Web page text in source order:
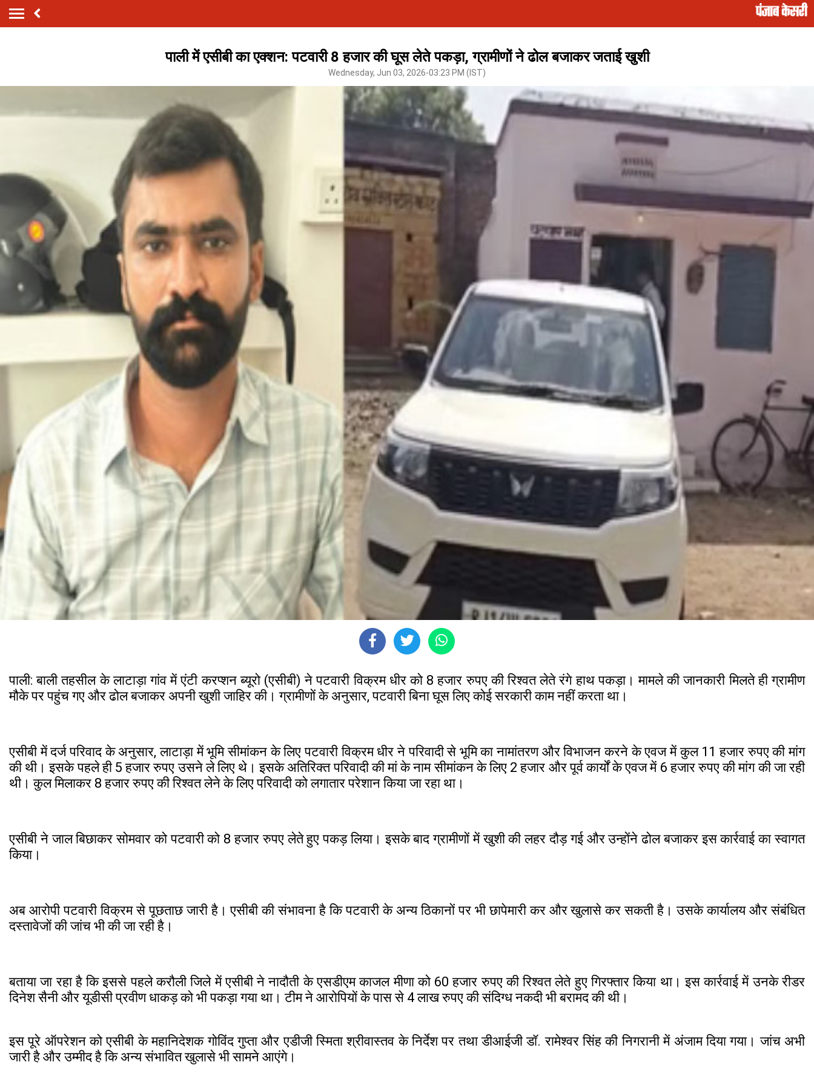
पाली में एसीबी का एक्शन: पटवारी 8 हजार की घूस लेते पकड़ा, ग्रामीणों ने ढोल बजाकर जताई खुशी
Wednesday, Jun 03, 2026-03:23 PM (IST)
पाली: बाली तहसील के लाटाड़ा गांव में एंटी करप्शन ब्यूरो (एसीबी) ने पटवारी विक्रम धीर को 8 हजार रुपए की रिश्वत लेते रंगे हाथ पकड़ा। मामले की जानकारी मिलते ही ग्रामीण
मौके पर पहुंच गए और ढोल बजाकर अपनी खुशी जाहिर की। ग्रामीणों के अनुसार, पटवारी बिना घूस लिए कोई सरकारी काम नहीं करता था।
एसीबी में दर्ज परिवाद के अनुसार, लाटाड़ा में भूमि सीमांकन के लिए पटवारी विक्रम धीर ने परिवादी से भूमि का नामांतरण और विभाजन करने के एवज में कुल 11 हजार रुपए की मांग
की थी। इसके पहले ही 5 हजार रुपए उसने ले लिए थे। इसके अतिरिक्त परिवादी की मां के नाम सीमांकन के लिए 2 हजार और पूर्व कार्यों के एवज में 6 हजार रुपए की मांग की जा रही
थी। कुल मिलाकर 8 हजार रुपए की रिश्वत लेने के लिए परिवादी को लगातार परेशान किया जा रहा था।
एसीबी ने जाल बिछाकर सोमवार को पटवारी को 8 हजार रुपए लेते हुए पकड़ लिया। इसके बाद ग्रामीणों में खुशी की लहर दौड़ गई और उन्होंने ढोल बजाकर इस कार्रवाई का स्वागत
किया।
अब आरोपी पटवारी विक्रम से पूछताछ जारी है। एसीबी की संभावना है कि पटवारी के अन्य ठिकानों पर भी छापेमारी कर और खुलासे कर सकती है। उसके कार्यालय और संबंधित
दस्तावेजों की जांच भी की जा रही है।
बताया जा रहा है कि इससे पहले करौली जिले में एसीबी ने नादौती के एसडीएम काजल मीणा को 60 हजार रुपए की रिश्वत लेते हुए गिरफ्तार किया था। इस कार्रवाई में उनके रीडर
दिनेश सैनी और यूडीसी प्रवीण धाकड़ को भी पकड़ा गया था। टीम ने आरोपियों के पास से 4 लाख रुपए की संदिग्ध नकदी भी बरामद की थी।
इस पूरे ऑपरेशन को एसीबी के महानिदेशक गोविंद गुप्ता और एडीजी स्मिता श्रीवास्तव के निर्देश पर तथा डीआईजी डॉ. रामेश्वर सिंह की निगरानी में अंजाम दिया गया। जांच अभी
जारी है और उम्मीद है कि अन्य संभावित खुलासे भी सामने आएंगे।